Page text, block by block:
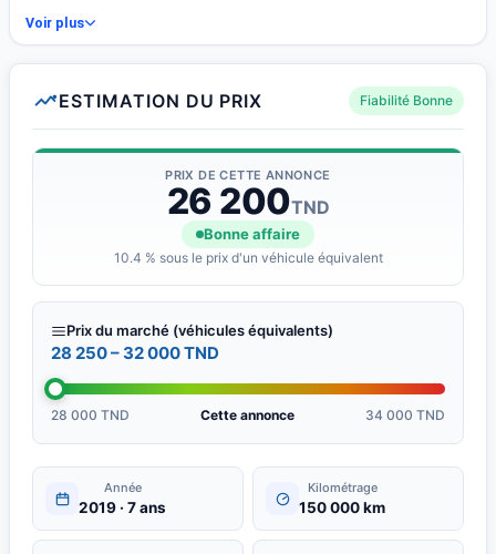
Voir plus
ESTIMATION DU PRIX Fiabilité Bonne
PRIX DE CETTE ANNONCE
26 200TND
Bonne affaire
10.4 % sous le prix d'un véhicule équivalent
Prix du marché (véhicules équivalents)
28 250 – 32 000 TND
28 000 TND Cette annonce 34 000 TND
Année
2019 · 7 ans
Kilométrage
150 000 km